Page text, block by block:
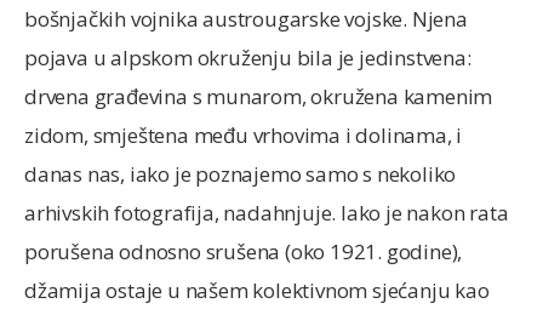
bošnjačkih vojnika austrougarske vojske. Njena
pojava u alpskom okruženju bila je jedinstvena:
drvena građevina s munarom, okružena kamenim
zidom, smještena među vrhovima i dolinama, i
danas nas, iako je poznajemo samo s nekoliko
arhivskih fotografija, nadahnjuje. Iako je nakon rata
porušena odnosno srušena (oko 1921. godine),
džamija ostaje u našem kolektivnom sjećanju kao